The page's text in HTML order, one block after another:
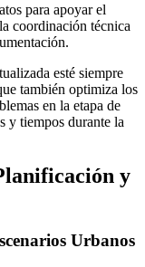
para apoyar el
coordinación técnica
esté siempre
también optimiza los
en la etapa de
y tiempos durante la
y
Urbanos